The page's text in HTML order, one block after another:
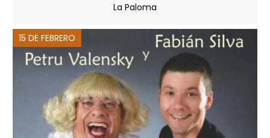
La Paloma
15 DE FEBRERO